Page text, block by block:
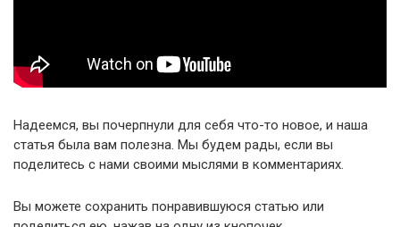
Надеемся, вы почерпнули для себя что-то новое, и наша
статья была вам полезна. Мы будем рады, если вы
поделитесь с нами своими мыслями в комментариях.
Вы можете сохранить понравившуюся статью или